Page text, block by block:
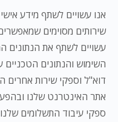
אנו עשויים לשתף מידע
שירותים מסוימים
עשויים לשתף את הנתונים
השימוש והנתונים
דוא"ל וספקי שירות אחרים
אתר האינטרנט שלנו
ספקי עיבוד התשלומים